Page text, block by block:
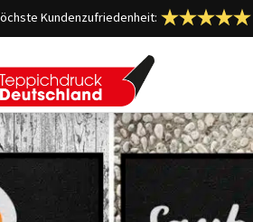
Kundenzufriedenheit: